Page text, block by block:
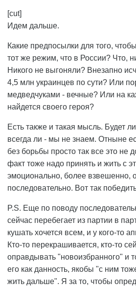
[cut]
Идем дальше.
Какие предпосылки для того,
тот же режим, что в России? Что,
Никого не выгоняли? Внезапно
4,5 млн украинцев по сути? Или
медведчуками - вечные? Или на
найдется своего героя?
Есть также и такая мысль. Будет
всегда ли - мы не знаем. Отныне
без борьбы просто так все это не
факт тоже надо принять и жить с
эмоционально, более взвешенно,
последовательно. Вот так
P.S. Еще по поводу
сейчас перебегает из партии в
кушать хочется всем, и у кого-то
Кто-то перекрашивается, кто-то
оправдывать "новоизбранного" и
его как данность, якобы "с ним
жить дальше". Я за то, чтобы